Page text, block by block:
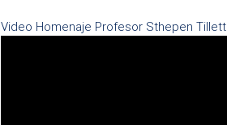
Video Homenaje Profesor Sthepen Tillett